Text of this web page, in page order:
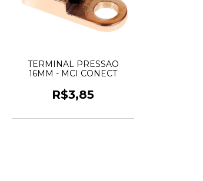
TERMINAL PRESSAO
16MM - MCI CONECT
R$3,85